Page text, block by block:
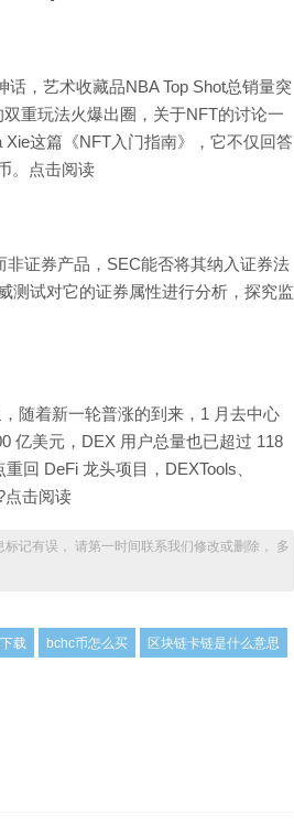
，艺术收藏品NBA Top Shot总销量突
重玩法火爆出圈，关于NFT的讨论一
这篇《NFT入门指南》，它不仅回答
。点击阅读
非证券产品，SEC能否将其纳入证券法
测试对它的证券属性进行分析，探究监
随着新一轮普涨的到来，1 月去中心
亿美元，DEX 用户总量也已超过 118
回 DeFi 龙头项目，DEXTools、
点击阅读
记有误， 请第一时间联系我们修改或删除， 多
载 bchc币怎么买 区块链卡链是什么意思